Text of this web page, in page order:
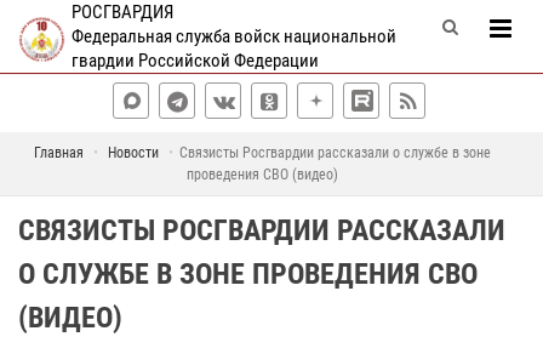
РОСГВАРДИЯ
Федеральная служба войск национальной
гвардии Российской Федерации
Главная Новости
Связисты Росгвардии рассказали о службе в зоне
проведения СВО (видео)
СВЯЗИСТЫ РОСГВАРДИИ РАССКАЗАЛИ
О СЛУЖБЕ В ЗОНЕ ПРОВЕДЕНИЯ СВО
(ВИДЕО)